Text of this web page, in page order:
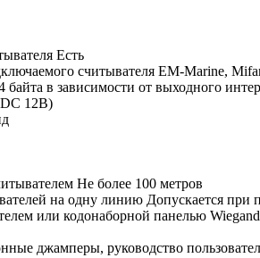
Есть
считывателя EM-Marine,
байта в зависимости от выходного
12В)
Не более 100 метров
на одну линию Допускается при
или кодонаборной панелью
джамперы, руководство